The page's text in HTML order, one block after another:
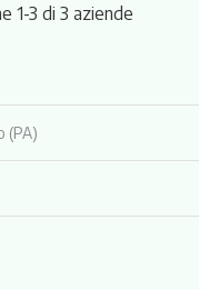
1-3 di 3 aziende
(PA)